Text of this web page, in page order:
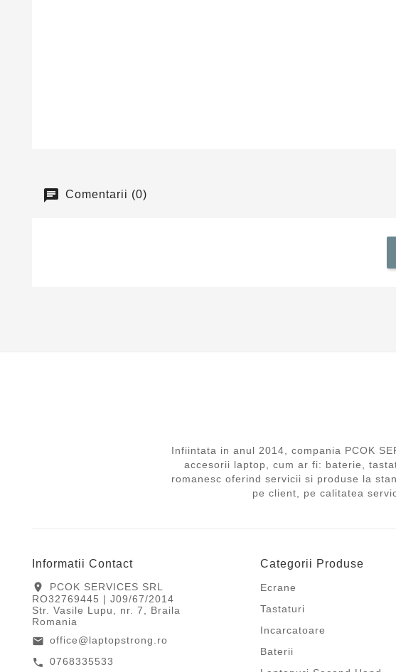
Comentarii (0)
Infiintata in anul 2014, compania PCOK
accesorii laptop, cum ar fi: baterie,
romanesc oferind servicii si produse la
pe client, pe calitatea
Informatii Contact
location_on
PCOK SERVICES SRL
RO32769445 | J09/67/2014
Str. Vasile Lupu, nr. 7, Braila
Romania
email office@laptopstrong.ro
call 0768335533
Categorii Produse
Ecrane
Tastaturi
Incarcatoare
Baterii